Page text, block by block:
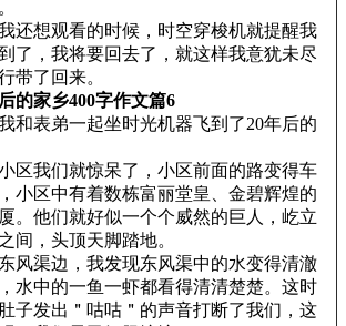
还想观看的时候，时空穿梭机就提醒我
了，我将要回去了，就这样我意犹未尽
带了回来。
的家乡400字作文篇6
和表弟一起坐时光机器飞到了20年后的
区我们就惊呆了，小区前面的路变得车
小区中有着数栋富丽堂皇、金碧辉煌的
。他们就好似一个个威然的巨人，屹立
间，头顶天脚踏地。
风渠边，我发现东风渠中的水变得清澈
水中的一鱼一虾都看得清清楚楚。这时
子发出＂咕咕＂的声音打断了我们，这